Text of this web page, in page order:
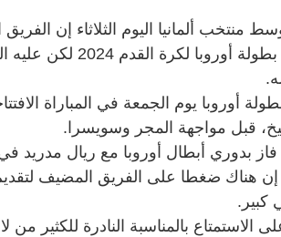
ألمانيا اليوم الثلاثاء إن
بالضغط لتقديم أداء جيد خلال بطولة
أوروبا يوم الجمعة في المباراة
قبل مواجهة المجر وسويسرا.
الذي فاز بدوري أبطال أوروبا مع ريال
إن هناك ضغطا على الفريق المضيف
كبير.
بالمناسبة النادرة للكثير من